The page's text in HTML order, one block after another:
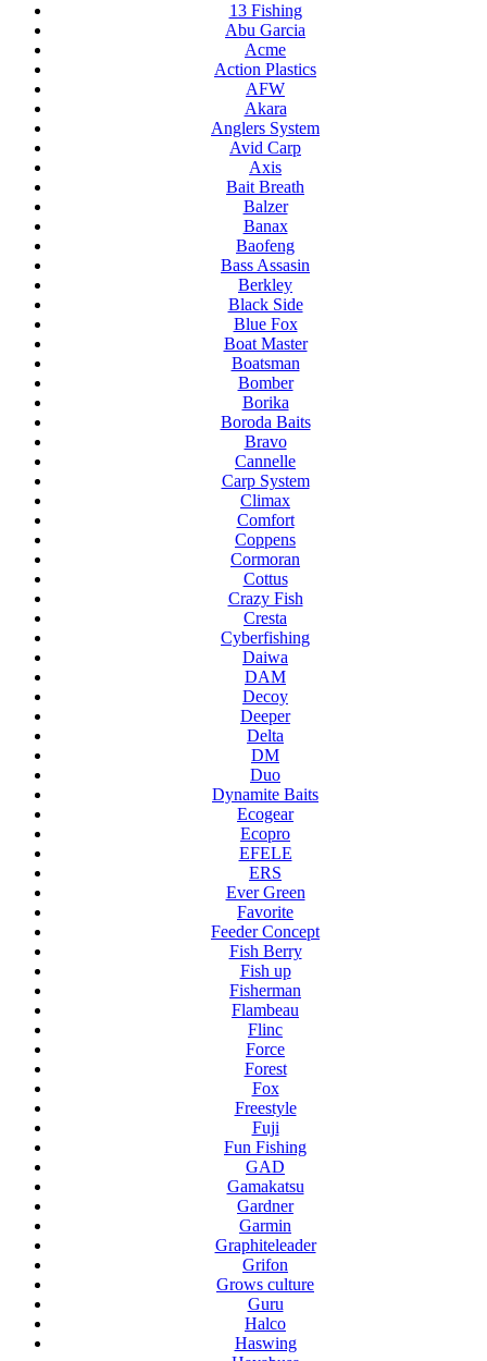
13 Fishing
Abu Garcia
Acme
Action Plastics
AFW
Akara
Anglers System
Avid Carp
Axis
Bait Breath
Balzer
Banax
Baofeng
Bass Assasin
Berkley
Black Side
Blue Fox
Boat Master
Boatsman
Bomber
Borika
Boroda Baits
Bravo
Cannelle
Carp System
Climax
Comfort
Coppens
Cormoran
Cottus
Crazy Fish
Cresta
Cyberfishing
Daiwa
DAM
Decoy
Deeper
Delta
DM
Duo
Dynamite Baits
Ecogear
Ecopro
EFELE
ERS
Ever Green
Favorite
Feeder Concept
Fish Berry
Fish up
Fisherman
Flambeau
Flinc
Force
Forest
Fox
Freestyle
Fuji
Fun Fishing
GAD
Gamakatsu
Gardner
Garmin
Graphiteleader
Grifon
Grows culture
Guru
Halco
Haswing